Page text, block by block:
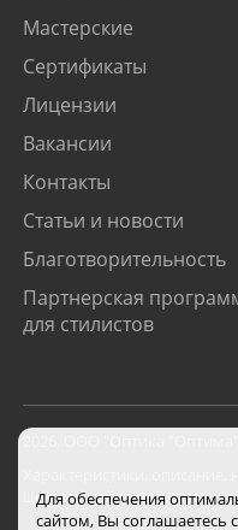
Мастерские
Сертификаты
Лицензии
Вакансии
Контакты
Статьи и новости
Благотворительность
Партнерская
для стилистов
Характеристики,
Цены на сайте могут
Для обеспечения
сайтом, Вы соглашаетесь